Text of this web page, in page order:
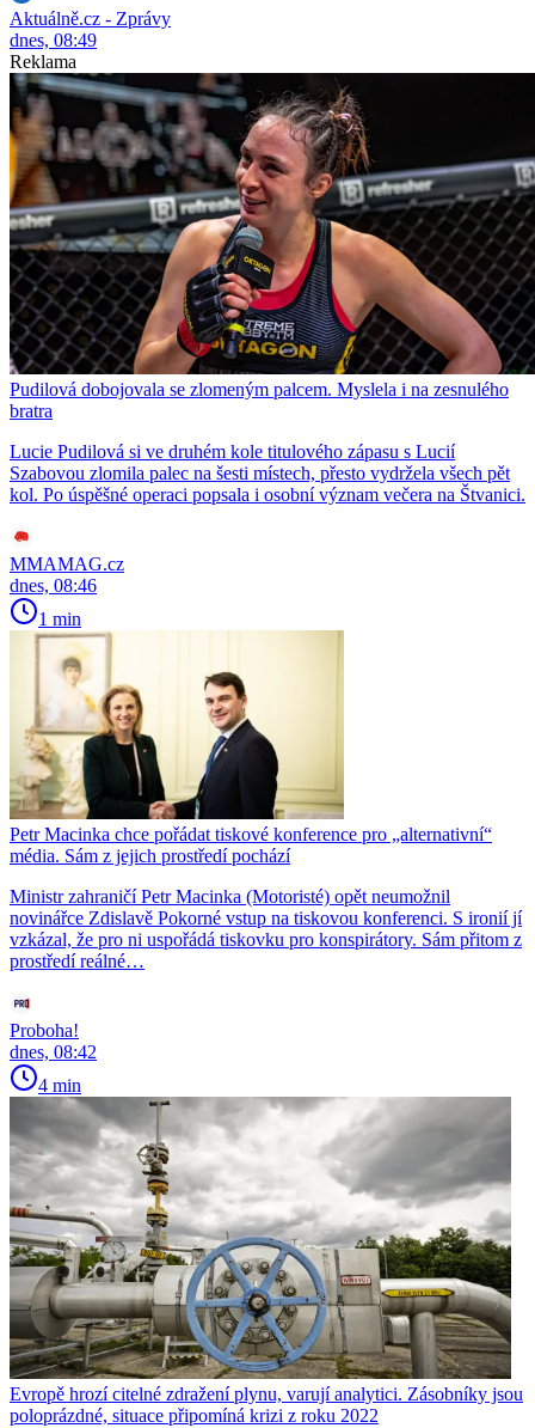
Aktuálně.cz - Zprávy
dnes, 08:49
Reklama
Pudilová dobojovala se zlomeným palcem. Myslela i na zesnulého
bratra
Lucie Pudilová si ve druhém kole titulového zápasu s Lucií
Szabovou zlomila palec na šesti místech, přesto vydržela všech pět
kol. Po úspěšné operaci popsala i osobní význam večera na Štvanici.
MMAMAG.cz
dnes, 08:46
1 min
Petr Macinka chce pořádat tiskové konference pro „alternativní“
média. Sám z jejich prostředí pochází
Ministr zahraničí Petr Macinka (Motoristé) opět neumožnil
novinářce Zdislavě Pokorné vstup na tiskovou konferenci. S ironií jí
vzkázal, že pro ni uspořádá tiskovku pro konspirátory. Sám přitom z
prostředí reálné…
Proboha!
dnes, 08:42
4 min
Evropě hrozí citelné zdražení plynu, varují analytici. Zásobníky jsou
poloprázdné, situace připomíná krizi z roku 2022